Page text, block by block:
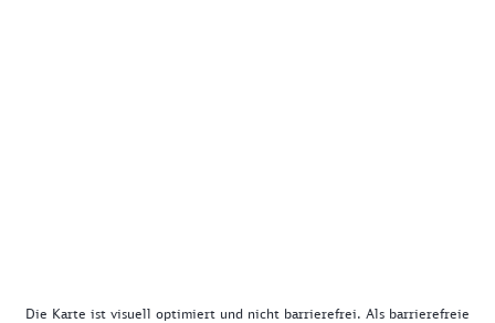
Die Karte ist visuell optimiert und nicht barrierefrei. Als barrierefreie